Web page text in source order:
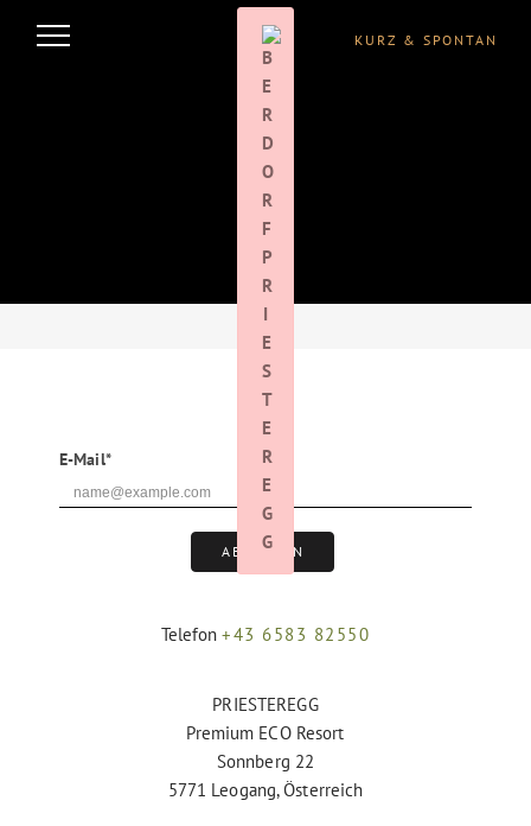
KURZ & SPONTAN
NEWSLETTERABMELDUNG
Hier kannst du Dich von unserem Newsletter abmelden.
E-Mail*
ABMELDEN
Telefon+43 6583 82550
PRIESTEREGG
Premium ECO Resort
Sonnberg 22
5771 Leogang, Österreich